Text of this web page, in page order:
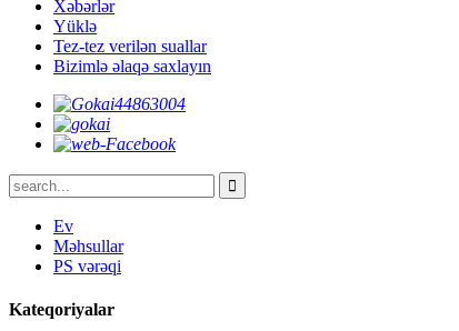
Xəbərlər
Yüklə
Tez-tez verilən suallar
Bizimlə əlaqə saxlayın
Ev
Məhsullar
PS vərəqi
Kateqoriyalar